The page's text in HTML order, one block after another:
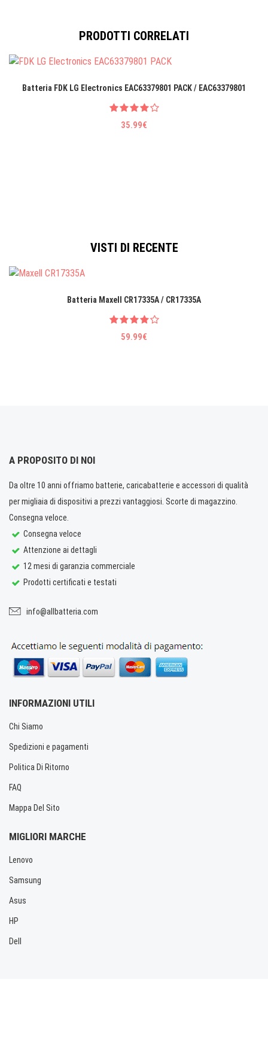
PRODOTTI CORRELATI
Batteria FDK LG EIectronics EAC63379801 PACK / EAC63379801
35.99€
VISTI DI RECENTE
Batteria Maxell CR17335A / CR17335A
59.99€
A PROPOSITO DI NOI
Da oltre 10 anni offriamo batterie, caricabatterie e accessori di qualità
per migliaia di dispositivi a prezzi vantaggiosi. Scorte di magazzino.
Consegna veloce.
Consegna veloce
Attenzione ai dettagli
12 mesi di garanzia commerciale
Prodotti certificati e testati
info@allbatteria.com
INFORMAZIONI UTILI
Chi Siamo
Spedizioni e pagamenti
Politica Di Ritorno
FAQ
Mappa Del Sito
MIGLIORI MARCHE
Lenovo
Samsung
Asus
HP
Dell